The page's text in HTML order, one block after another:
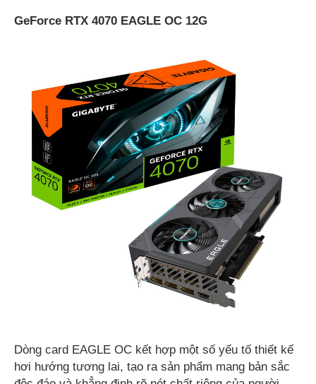
GeForce RTX 4070 EAGLE OC 12G
Dòng card EAGLE OC kết hợp một số yếu tố thiết kế
hơi hướng tương lai, tạo ra sản phẩm mang bản sắc